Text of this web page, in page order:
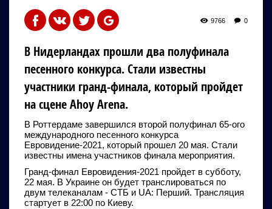
9766 0
В Нидерландах прошли два полуфинала
песенного конкурса. Стали известны
участники гранд-финала, который пройдет
на сцене Ahoy Arena.
В Роттердаме завершился второй полуфинал 65-ого
международного песенного конкурса
Евровидение-2021, который прошел 20 мая. Стали
известны имена участников финала мероприятия.
Гранд-финал Евровидения-2021 пройдет в субботу,
22 мая. В Украине он будет транслироваться по
двум телеканалам - СТБ и UA: Перший. Трансляция
стартует в 22:00 по Киеву.